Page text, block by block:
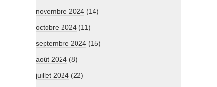
novembre 2024 (14)
octobre 2024 (11)
septembre 2024 (15)
août 2024 (8)
juillet 2024 (22)